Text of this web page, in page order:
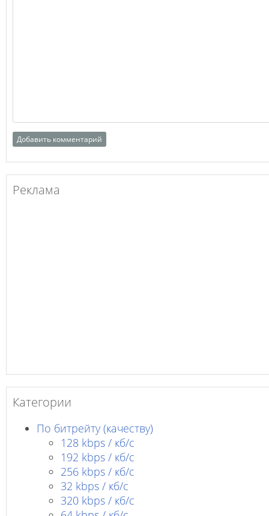
Реклама
Категории
По битрейту (качеству)
128 kbps / кб/c
192 kbps / кб/c
256 kbps / кб/с
32 kbps / кб/c
320 kbps / кб/с